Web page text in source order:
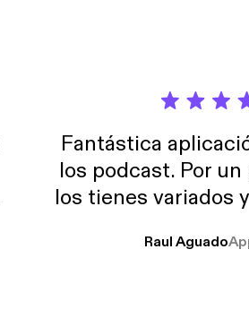
Fantástica
los podcast. Por
los tienes variados
Raul Aguado